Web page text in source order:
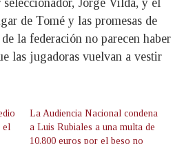
Jorge Vilda, y el
de Tomé y las promesas de
la federación no parecen haber
las jugadoras vuelvan a vestir
el
La Audiencia Nacional condena
a Luis Rubiales a una multa de
10.800 euros por el beso no